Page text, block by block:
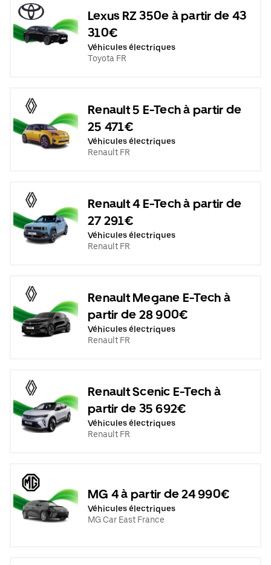
Lexus RZ 350e à partir de 43
310€
Véhicules électriques
Toyota FR
Renault 5 E-Tech à partir de
25 471€
Véhicules électriques
Renault FR
Renault 4 E-Tech à partir de
27 291€
Véhicules électriques
Renault FR
Renault Megane E-Tech à
partir de 28 900€
Véhicules électriques
Renault FR
Renault Scenic E-Tech à
partir de 35 692€
Véhicules électriques
Renault FR
MG 4 à partir de 24 990€
Véhicules électriques
MG Car East France